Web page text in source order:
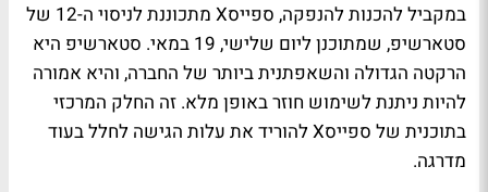
במקביל להכנות להנפקה, ספייסX מתכוננת לניסוי ה-12 של
סטארשיפ, שמתוכנן ליום שלישי, 19 במאי. סטארשיפ היא
הרקטה הגדולה והשאפתנית ביותר של החברה, והיא אמורה
להיות ניתנת לשימוש חוזר באופן מלא. זה החלק המרכזי
בתוכנית של ספייסX להוריד את עלות הגישה לחלל בעוד
מדרגה.